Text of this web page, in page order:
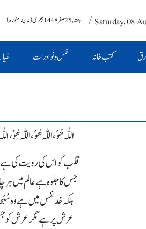
ہفتہ , 25 صفر 1448 ہجری (مدینہ منورہ) / Saturday, 08
کتب خانہ عکس و نوادرات
اللّٰہ ھُوْ، اللّٰہ ھُوْ، اللّٰہ ھُوْ،
قلب کو اس کی رویت کی
جس کا جلوہ ہے عالم میں ہر
بلکہ خدنفس میں ہے وہ
عرش پر ہے مگر عرش کو